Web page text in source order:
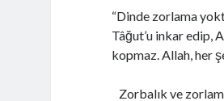
“Dinde zorlama
Tâğut’u inkar edip,
kopmaz. Allah, her
Zorbalık ve